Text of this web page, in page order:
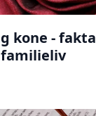
kone -